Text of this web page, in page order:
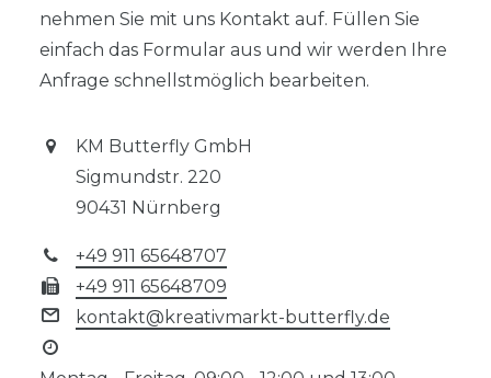
nehmen Sie mit uns Kontakt auf. Füllen Sie
einfach das Formular aus und wir werden Ihre
Anfrage schnellstmöglich bearbeiten.
KM Butterfly GmbH
Sigmundstr. 220
90431 Nürnberg
+49 911 65648707
+49 911 65648709
kontakt@kreativmarkt-butterfly.de